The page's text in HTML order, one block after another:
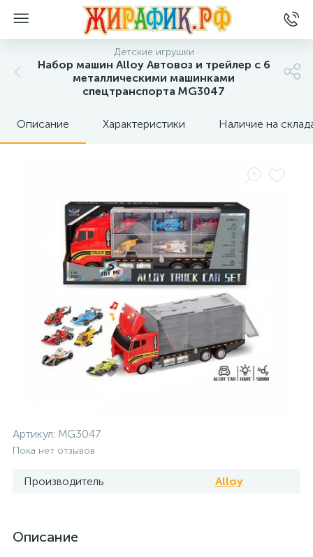
Детские игрушки
Набор машин Alloy Автовоз и трейлер c 6
металлическими машинками
спецтранспорта MG3047
Описание Характеристики Наличие на
Артикул: MG3047
Пока нет отзывов
Производитель Alloy
Описание